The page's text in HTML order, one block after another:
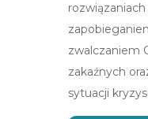
zwalczaniem
zakaźnych
sytuacji